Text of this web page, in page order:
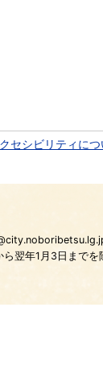
セシビリティにつ
翌年1月3日までを